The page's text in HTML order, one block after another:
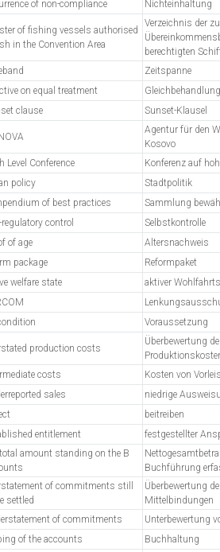
of non-compliance Nichteinhaltung
of fishing vessels authorised
in the Convention Area
Verzeichnis der
berechtigten
Zeitspanne
on equal treatment
clause Sunset-Klausel
Agentur für den
Kosovo
Level Conference
Konferenz auf
policy
Stadtpolitik
of best practices
Sammlung
regulatory control
Selbstkontrolle
of age
Altersnachweis
package
Reformpaket
welfare state
aktiver
Voraussetzung
production costs
Überbewertung
costs
Kosten von
sales
niedrige
beitreiben
entitlement festgestellter
amount standing on the B
Buchführung
of commitments still
settled
Überbewertung
Mittelbindungen
of commitments
Unterbewertung
of the accounts
Buchhaltung